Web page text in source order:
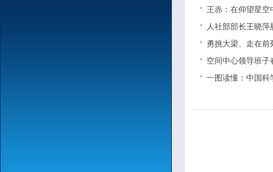
王赤：在仰望星
人社部部长王晓
勇挑大梁、走在
空间中心领导班
一图读懂：中国科